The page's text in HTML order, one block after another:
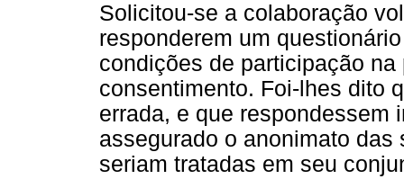
Solicitou-se a colaboração
responderem um
condições de participação
consentimento. Foi-lhes dito
errada, e que respondessem
assegurado o anonimato
seriam tratadas em seu